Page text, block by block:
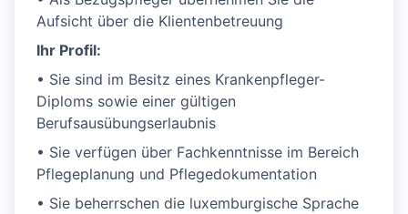
Aufsicht über die Klientenbetreuung
Ihr Profil:
• Sie sind im Besitz eines Krankenpfleger-
Diploms sowie einer gültigen
Berufsausübungserlaubnis
• Sie verfügen über Fachkenntnisse im Bereich
Pflegeplanung und Pflegedokumentation
• Sie beherrschen die luxemburgische Sprache